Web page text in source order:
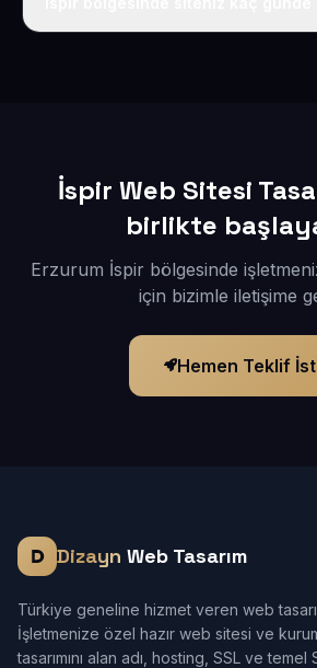
İspir Web Sitesi
birlikte
Erzurum İspir bölgesinde
için bizimle iletişime
Hemen Teklif
Dizayn Web Tasarım
Türkiye geneline hizmet veren web
İşletmenize özel hazır web sitesi ve
tasarımını alan adı, hosting, SSL ve temel